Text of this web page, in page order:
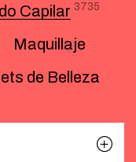
Capilar 3735
Maquillaje
de Belleza